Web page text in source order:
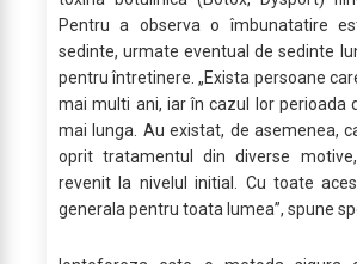
Pentru a observa o îmbunatatire
sedinte, urmate eventual de sedinte
pentru întretinere. „Exista persoane
mai multi ani, iar în cazul lor perioada
mai lunga. Au existat, de asemenea,
oprit tratamentul din diverse
revenit la nivelul initial. Cu toate
generala pentru toata lumea”, spune